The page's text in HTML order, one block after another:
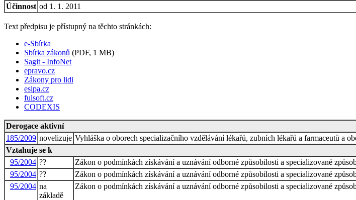
Účinnost od 1. 1. 2011
Text předpisu je přístupný na těchto stránkách:
e-Sbírka
Sbírka zákonů (PDF, 1 MB)
Sagit - InfoNet
epravo.cz
Zákony pro lidi
esipa.cz
fulsoft.cz
CODEXIS
Derogace aktivní
185/2009 novelizuje Vyhláška o oborech specializačního vzdělávání lékařů, zubních lékařů a farmaceutů a
Vztahuje se k
95/2004 ??
Zákon o podmínkách získávání a uznávání odborné způsobilosti a specializované
95/2004 ??
Zákon o podmínkách získávání a uznávání odborné způsobilosti a specializované
95/2004 na
základě
Zákon o podmínkách získávání a uznávání odborné způsobilosti a specializované